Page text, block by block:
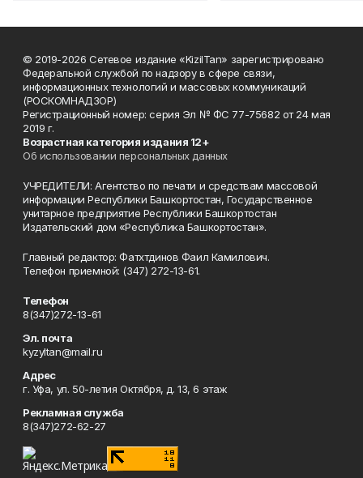
© 2019-2026 Сетевое издание «KizilTan» зарегистрировано
Федеральной службой по надзору в сфере связи,
информационных технологий и массовых коммуникаций
(РОСКОМНАДЗОР)
Регистрационный номер: серия Эл № ФС 77-75682 от 24 мая
2019 г.
Возрастная категория издания 12+
Об использовании персональных данных
УЧРЕДИТЕЛИ: Агентство по печати и средствам массовой
информации Республики Башкортостан, Государственное
унитарное предприятие Республики Башкортостан
Издательский дом «Республика Башкортостан».
Главный редактор: Фатхтдинов Фаил Камилович.
Телефон приемной: (347) 272-13-61.
Телефон
8(347)272-13-61
Эл. почта
kyzyltan@mail.ru
Адрес
г. Уфа, ул. 50-летия Октября, д. 13, 6 этаж
Рекламная служба
8(347)272-62-27